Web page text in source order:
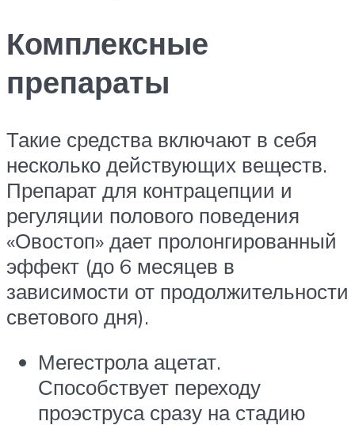
Комплексные
препараты
Такие средства включают в себя
несколько действующих веществ.
Препарат для контрацепции и
регуляции полового поведения
«Овостоп» дает пролонгированный
эффект (до 6 месяцев в
зависимости от продолжительности
светового дня).
Мегестрола ацетат.
Способствует переходу
проэструса сразу на стадию